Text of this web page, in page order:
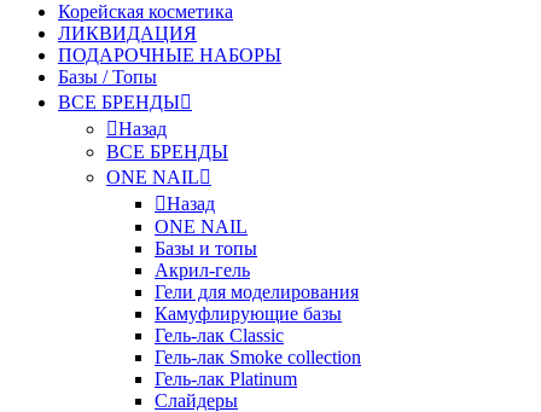
Корейская косметика
ЛИКВИДАЦИЯ
ПОДАРОЧНЫЕ НАБОРЫ
Базы / Топы
ВСЕ БРЕНДЫ
Назад
ВСЕ БРЕНДЫ
ONE NAIL
Назад
ONE NAIL
Базы и топы
Акрил-гель
Гели для моделирования
Камуфлирующие базы
Гель-лак Classic
Гель-лак Smoke collection
Гель-лак Platinum
Слайдеры